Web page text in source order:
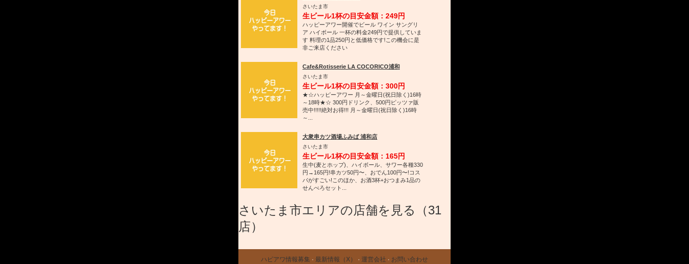
さいたま市
生ビール1杯の目安金額：249円
ハッピーアワー開催でビール ワイン サングリ
ア ハイボール 一杯の料金249円で提供していま
す 料理の1品250円と低価格です!この機会に是
非ご来店ください
Cafe&Rotisserie LA COCORICO浦和
さいたま市
生ビール1杯の目安金額：300円
★☆ハッピーアワー 月～金曜日(祝日除く)16時
～18時★☆ 300円ドリンク、500円ピッツァ販
売中!!!!!絶対お得!!! 月～金曜日(祝日除く)16時
～...
大衆串カツ酒場ふみば 浦和店
さいたま市
生ビール1杯の目安金額：165円
生中(麦とホップ)、ハイボール、サワー各種330
円→165円!串カツ50円〜、おでん100円〜!コス
パがすごい!このほか、お酒3杯+おつまみ1品の
せんべろセット...
さいたま市エリアの店舗を見る（31
店）
ハピアワ情報募集 · 最新情報（X） · 運営会社 · お問い合わせ